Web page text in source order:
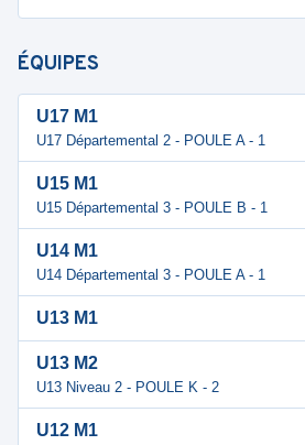
ÉQUIPES
U17 M1
U17 Départemental 2 - POULE A - 1
U15 M1
U15 Départemental 3 - POULE B - 1
U14 M1
U14 Départemental 3 - POULE A - 1
U13 M1
U13 M2
U13 Niveau 2 - POULE K - 2
U12 M1